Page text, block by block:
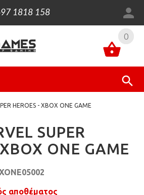
1818 158
0
0
HEROES - XBOX ONE GAME
SUPER
ONE GAME
αποθέματος